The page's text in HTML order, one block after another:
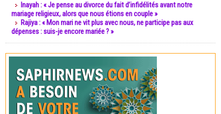
Inayah : « Je pense au divorce du fait d’infidélités avant notre
mariage religieux, alors que nous étions en couple »
Rajiya : « Mon mari ne vit plus avec nous, ne participe pas aux
dépenses : suis-je encore mariée ? »